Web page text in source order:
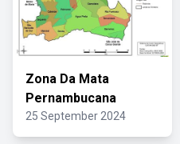
Zona Da Mata
Pernambucana
25 September 2024